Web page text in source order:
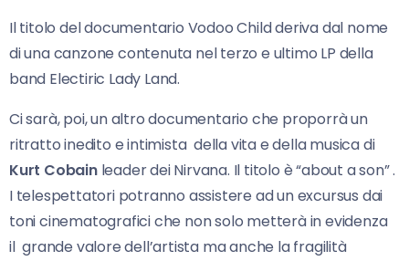
Il titolo del documentario Vodoo Child deriva dal nome
di una canzone contenuta nel terzo e ultimo LP della
band Electiric Lady Land.
Ci sarà, poi, un altro documentario che proporrà un
ritratto inedito e intimista della vita e della musica di
Kurt Cobainleader dei Nirvana. Il titolo è “about a son” .
I telespettatori potranno assistere ad un excursus dai
toni cinematografici che non solo metterà in evidenza
il grande valore dell’artista ma anche la fragilità